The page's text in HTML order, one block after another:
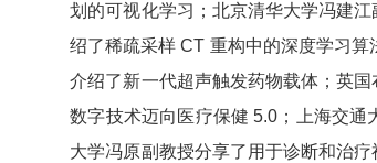
划的可视化学习；北京清华大学冯建
绍了稀疏采样 CT 重构中的深度学习
介绍了新一代超声触发药物载体；英
数字技术迈向医疗保健 5.0；上海交
大学冯原副教授分享了用于诊断和治